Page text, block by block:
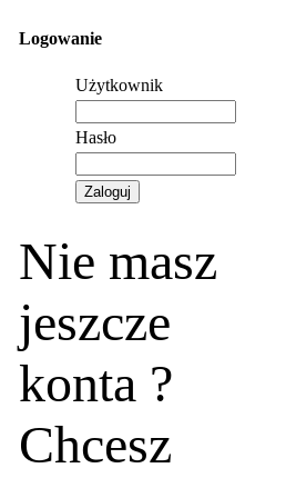
Logowanie
Użytkownik
Hasło
Nie masz
jeszcze
konta ?
Chcesz